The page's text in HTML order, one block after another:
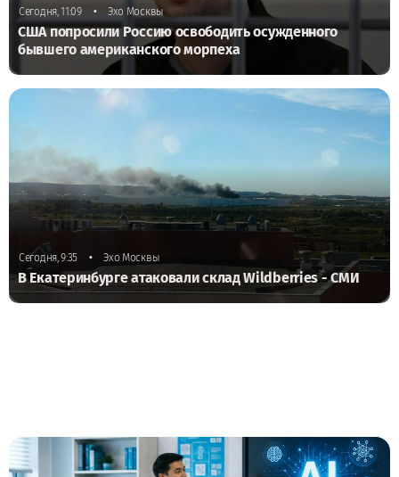
Сегодня, 11:09 • Эхо Москвы
США попросили Россию освободить осужденного
бывшего американского морпеха
Сегодня, 9:35 • Эхо Москвы
В Екатеринбурге атаковали склад Wildberries - СМИ